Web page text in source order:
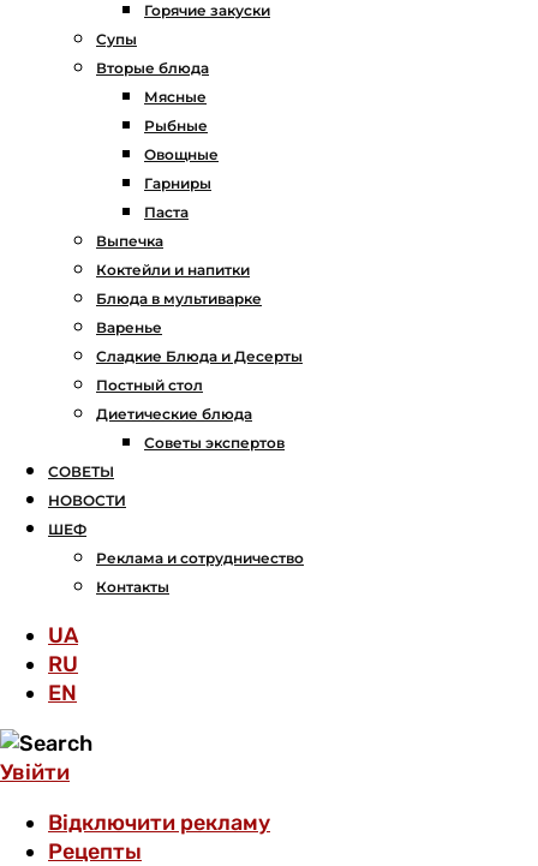
Горячие закуски
Супы
Вторые блюда
Мясные
Рыбные
Овощные
Гарниры
Паста
Выпечка
Коктейли и напитки
Блюда в мультиварке
Варенье
Сладкие Блюда и Десерты
Постный стол
Диетические блюда
Советы экспертов
СОВЕТЫ
НОВОСТИ
ШЕФ
Реклама и сотрудничество
Контакты
UA
RU
EN
Увійти
Відключити рекламу
Рецепты